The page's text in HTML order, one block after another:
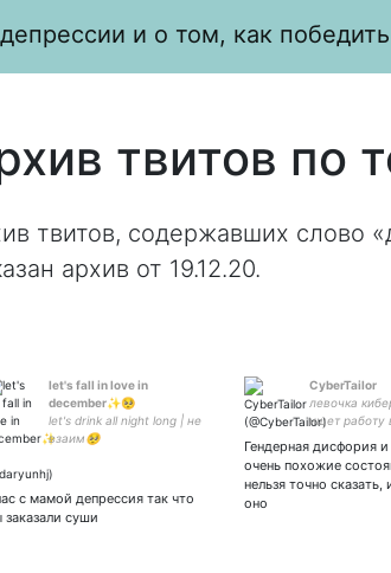
и о том, как
твитов по
твитов, содержавших слово
архив от 19.12.20.
let's fall in love in
december✨🥺
let's drink all night long | не
взаим🥺
с мамой депрессия так что
суши
CyberTailor
левочка
ищет работу
activist, a real
ANTIFA LLC
Гендерная дисфория
очень похожие
нельзя точно сказать,
оно